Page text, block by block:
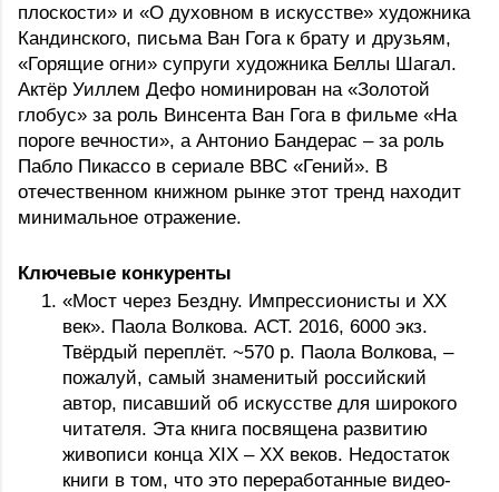
плоскости» и «О духовном в искусстве» художника
Кандинского, письма Ван Гога к брату и друзьям,
«Горящие огни» супруги художника Беллы Шагал.
Актёр Уиллем Дефо номинирован на «Золотой
глобус» за роль Винсента Ван Гога в фильме «На
пороге вечности», а Антонио Бандерас – за роль
Пабло Пикассо в сериале BBC «Гений». В
отечественном книжном рынке этот тренд находит
минимальное отражение.
Ключевые конкуренты
«Мост через Бездну. Импрессионисты и XX
век». Паола Волкова. АСТ. 2016, 6000 экз.
Твёрдый переплёт. ~570 р. Паола Волкова, –
пожалуй, самый знаменитый российский
автор, писавший об искусстве для широкого
читателя. Эта книга посвящена развитию
живописи конца XIX – XX веков. Недостаток
книги в том, что это переработанные видео-